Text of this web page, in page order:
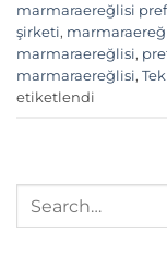
marmaraereğlisi
şirketi,
marmaraereğlisi,
marmaraereğlisi,
etiketlendi